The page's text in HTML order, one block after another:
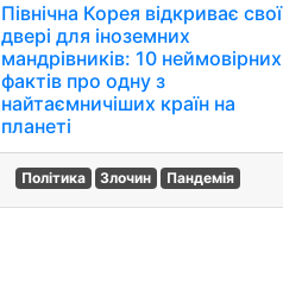
Північна Корея відкриває свої
двері для іноземних
мандрівників: 10 неймовірних
фактів про одну з
найтаємничіших країн на
планеті
Політика Злочин Пандемія